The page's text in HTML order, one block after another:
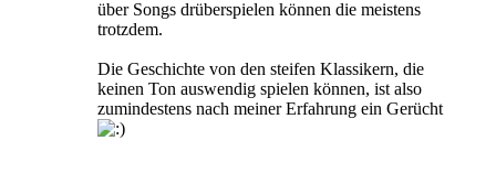
über Songs drüberspielen können die meistens
trotzdem.
Die Geschichte von den steifen Klassikern, die
keinen Ton auswendig spielen können, ist also
zumindestens nach meiner Erfahrung ein Gerücht